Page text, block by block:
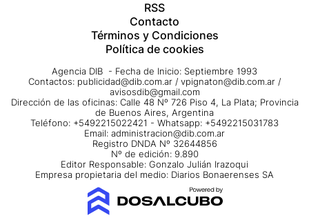
RSS
Contacto
Términos y Condiciones
Política de cookies
Agencia DIB - Fecha de Inicio: Septiembre 1993
Contactos: publicidad@dib.com.ar / vpignaton@dib.com.ar /
avisosdib@gmail.com
Dirección de las oficinas: Calle 48 Nº 726 Piso 4, La Plata; Provincia
de Buenos Aires, Argentina
Teléfono: +5492215022421 - Whatsapp: +5492215031783
Email: administracion@dib.com.ar
Registro DNDA Nº 32644856
Nº de edición: 9.890
Editor Responsable: Gonzalo Julián Irazoqui
Empresa propietaria del medio: Diarios Bonaerenses SA